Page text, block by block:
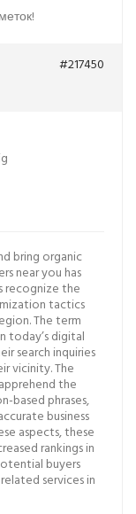
#217450
bring organic
near you has
recognize the
tactics
The term
today’s digital
search inquiries
vicinity. The
the
based phrases,
business
aspects, these
rankings in
buyers
services in